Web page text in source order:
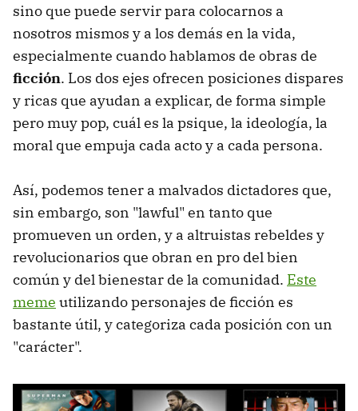
sino que puede servir para colocarnos a
nosotros mismos y a los demás en la vida,
especialmente cuando hablamos de obras de
ficción. Los dos ejes ofrecen posiciones dispares
y ricas que ayudan a explicar, de forma simple
pero muy pop, cuál es la psique, la ideología, la
moral que empuja cada acto y a cada persona.
Así, podemos tener a malvados dictadores que,
sin embargo, son "lawful" en tanto que
promueven un orden, y a altruistas rebeldes y
revolucionarios que obran en pro del bien
común y del bienestar de la comunidad. Este
meme utilizando personajes de ficción es
bastante útil, y categoriza cada posición con un
"carácter".